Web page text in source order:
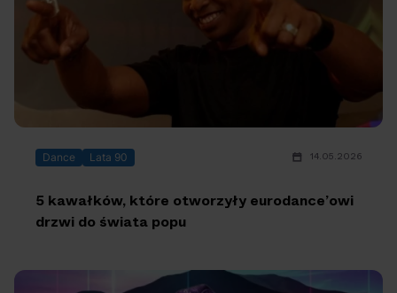
Dance Lata 90 14.05.2026
5 kawałków, które otworzyły eurodance’owi
drzwi do świata popu